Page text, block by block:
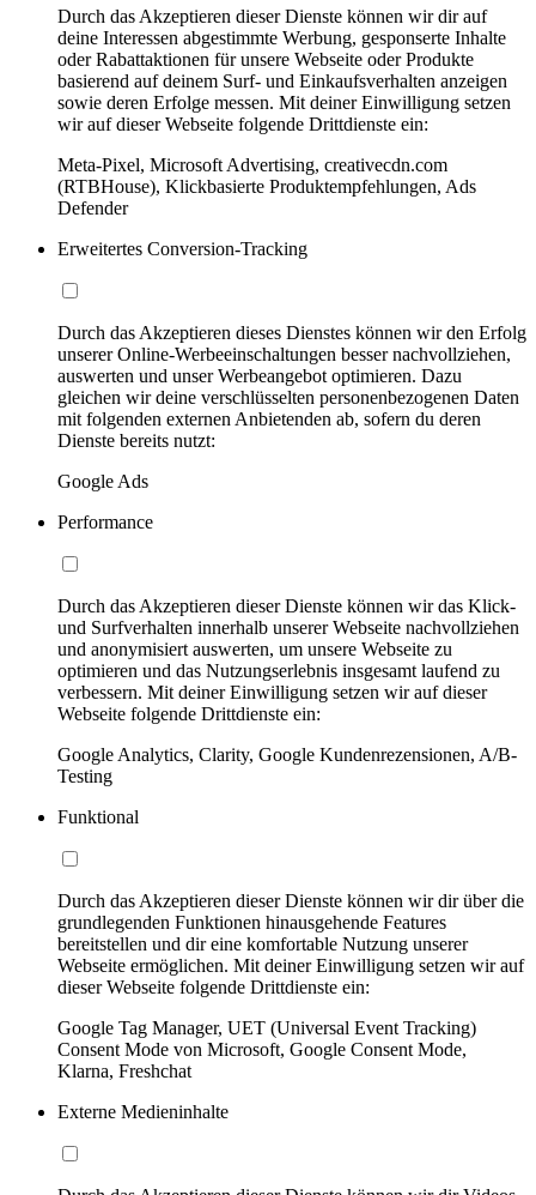
Durch das Akzeptieren dieser Dienste können wir dir auf
deine Interessen abgestimmte Werbung, gesponserte Inhalte
oder Rabattaktionen für unsere Webseite oder Produkte
basierend auf deinem Surf- und Einkaufsverhalten anzeigen
sowie deren Erfolge messen. Mit deiner Einwilligung setzen
wir auf dieser Webseite folgende Drittdienste ein:
Meta-Pixel, Microsoft Advertising, creativecdn.com
(RTBHouse), Klickbasierte Produktempfehlungen, Ads
Defender
Erweitertes Conversion-Tracking
Durch das Akzeptieren dieses Dienstes können wir den Erfolg
unserer Online-Werbeeinschaltungen besser nachvollziehen,
auswerten und unser Werbeangebot optimieren. Dazu
gleichen wir deine verschlüsselten personenbezogenen Daten
mit folgenden externen Anbietenden ab, sofern du deren
Dienste bereits nutzt:
Google Ads
Performance
Durch das Akzeptieren dieser Dienste können wir das Klick-
und Surfverhalten innerhalb unserer Webseite nachvollziehen
und anonymisiert auswerten, um unsere Webseite zu
optimieren und das Nutzungserlebnis insgesamt laufend zu
verbessern. Mit deiner Einwilligung setzen wir auf dieser
Webseite folgende Drittdienste ein:
Google Analytics, Clarity, Google Kundenrezensionen, A/B-
Testing
Funktional
Durch das Akzeptieren dieser Dienste können wir dir über die
grundlegenden Funktionen hinausgehende Features
bereitstellen und dir eine komfortable Nutzung unserer
Webseite ermöglichen. Mit deiner Einwilligung setzen wir auf
dieser Webseite folgende Drittdienste ein:
Google Tag Manager, UET (Universal Event Tracking)
Consent Mode von Microsoft, Google Consent Mode,
Klarna, Freshchat
Externe Medieninhalte